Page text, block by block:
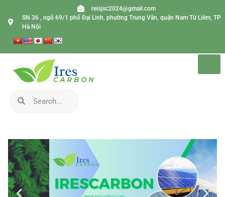
reisjsc2024@gmail.com
SN 36 , ngõ 69/1 phố Đại Linh, phường Trung Văn, quận Nam Từ Liêm, TP
Hà Nội